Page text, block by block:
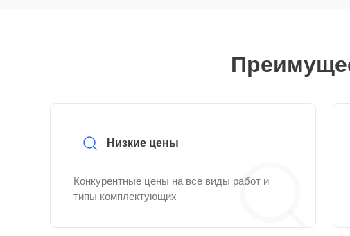
Низкие цены
Конкурентные цены на все виды работ и
типы комплектующих